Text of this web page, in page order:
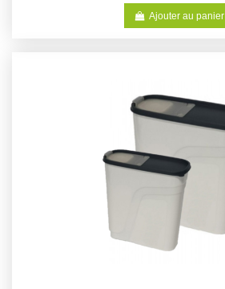
Ajouter au panier